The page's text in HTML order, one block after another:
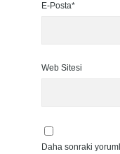
E-Posta*
Web Sitesi
Daha sonraki